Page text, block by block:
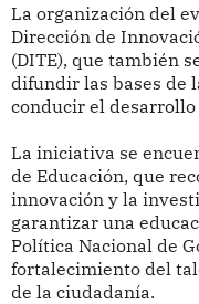
La organización del
Dirección de
(DITE), que también
difundir las bases de
conducir el desarrollo
La iniciativa se
de Educación, que
innovación y la
garantizar una
Política Nacional de
fortalecimiento del
de la ciudadanía.